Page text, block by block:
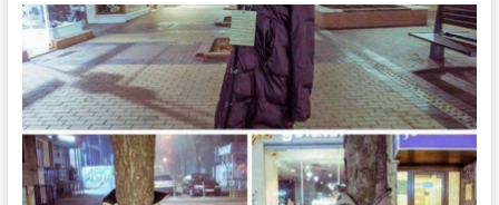
los
mundos
que
vivimos